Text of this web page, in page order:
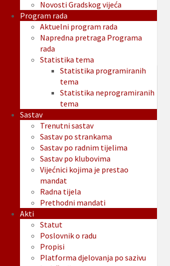
Novosti Gradskog vijeća
Program rada
Aktuelni program rada
Napredna pretraga Programa
rada
Statistika tema
Statistika programiranih
tema
Statistika neprogramiranih
tema
Sastav
Trenutni sastav
Sastav po strankama
Sastav po radnim tijelima
Sastav po klubovima
Vijećnici kojima je prestao
mandat
Radna tijela
Prethodni mandati
Akti
Statut
Poslovnik o radu
Propisi
Platforma djelovanja po sazivu